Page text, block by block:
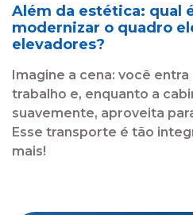
Além da estética: qual
modernizar o quadro
elevadores?
Imagine a cena: você
trabalho e, enquanto a
suavemente, aproveita
Esse transporte é tão
mais!